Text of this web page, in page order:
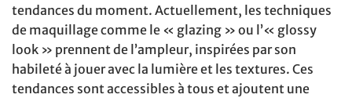
tendances du moment. Actuellement, les techniques
de maquillage comme le « glazing » ou l’« glossy
look » prennent de l’ampleur, inspirées par son
habileté à jouer avec la lumière et les textures. Ces
tendances sont accessibles à tous et ajoutent une